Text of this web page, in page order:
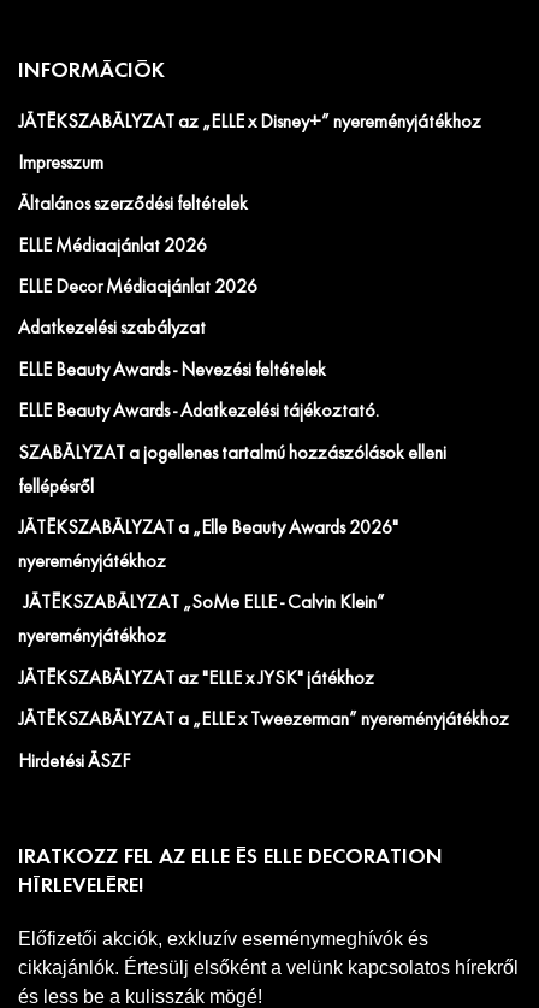
INFORMÁCIÓK
JÁTÉKSZABÁLYZAT az „ELLE x Disney+” nyereményjátékhoz
Impresszum
Általános szerződési feltételek
ELLE Médiaajánlat 2026
ELLE Decor Médiaajánlat 2026
Adatkezelési szabályzat
ELLE Beauty Awards - Nevezési feltételek
ELLE Beauty Awards - Adatkezelési tájékoztató.
SZABÁLYZAT a jogellenes tartalmú hozzászólások elleni
fellépésről
JÁTÉKSZABÁLYZAT a „Elle Beauty Awards 2026"
nyereményjátékhoz
JÁTÉKSZABÁLYZAT „SoMe ELLE - Calvin Klein”
nyereményjátékhoz
JÁTÉKSZABÁLYZAT az "ELLE x JYSK" játékhoz
JÁTÉKSZABÁLYZAT a „ELLE x Tweezerman” nyereményjátékhoz
Hirdetési ÁSZF
IRATKOZZ FEL AZ ELLE ÉS ELLE DECORATION
HÍRLEVELÉRE!
Előfizetői akciók, exkluzív eseménymeghívók és
cikkajánlók. Értesülj elsőként a velünk kapcsolatos hírekről
és less be a kulisszák mögé!